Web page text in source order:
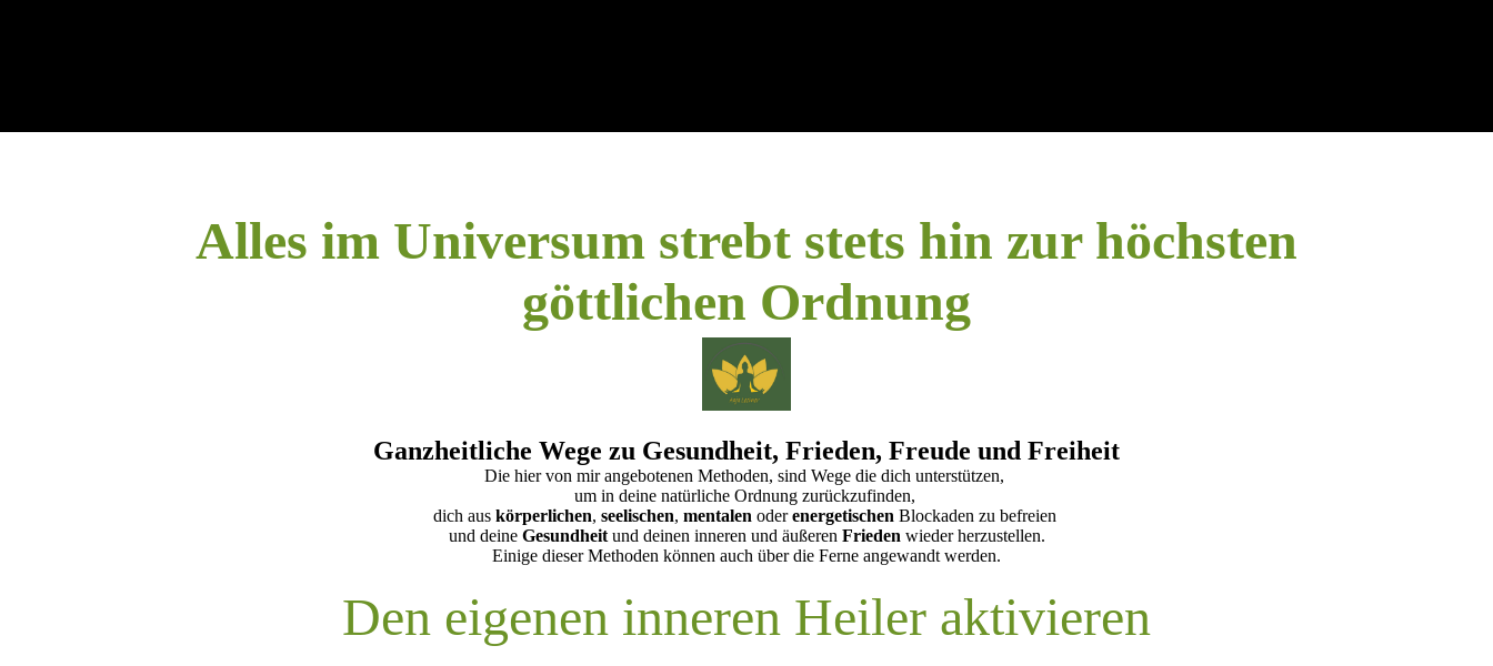
Alles im Universum strebt stets hin zur höchsten
göttlichen Ordnung
Ganzheitliche Wege zu Gesundheit, Frieden, Freude und Freiheit
Die hier von mir angebotenen Methoden, sind Wege die dich unterstützen,
um in deine natürliche Ordnung zurückzufinden,
dich auskörperlichen, seelischen, mentalen oderenergetischen Blockaden zu befreien
und deine Gesundheitund deinen inneren und äußeren Frieden wieder herzustellen.
Einige dieser Methoden können auch über die Ferne angewandt werden.
Den eigenen inneren Heiler aktivieren